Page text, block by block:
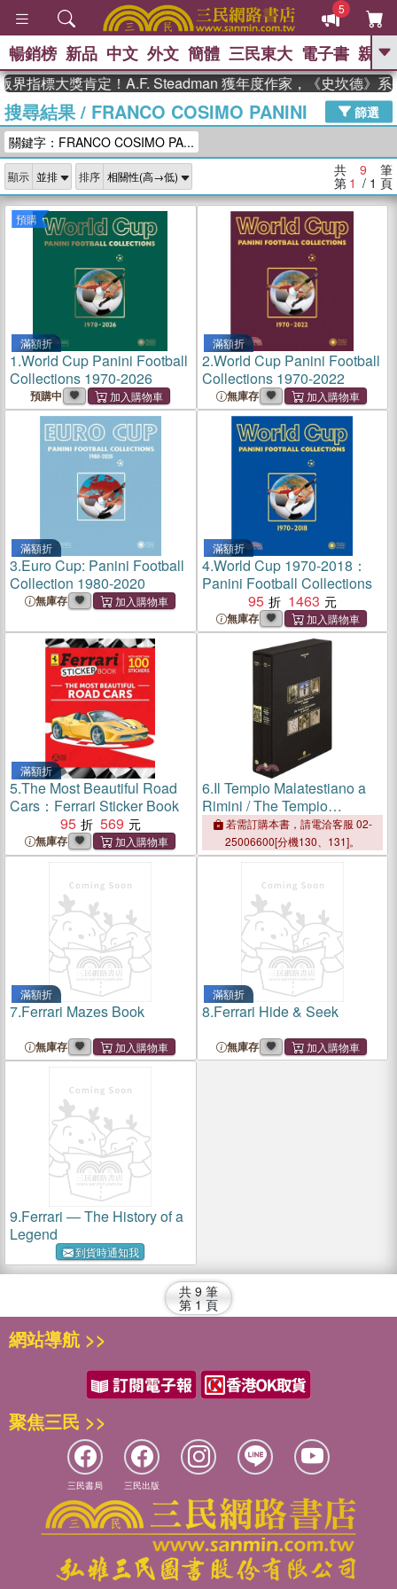
5
GO
熱搜： 東野圭吾 、 高希均教授回憶錄
、 The Odyssey 、 父親節 、 如果歷
史是一群喵
獎 臺灣漫遊錄 、 方念華 、 台灣的李
登輝時代
數學女孩：黎曼猜想 、
偉大的迷走神經
暢銷榜 新品 中文 外文 簡體 三民東大 電子書 親子
指標大獎肯定！A.F. Steadman 獲年度作家，《史坎德》系
搜尋結果/ FRANCO COSIMO PANINI
篩選
關鍵字：FRANCO COSIMO PA...
顯示 排序 共 9 筆
第 1 / 1 頁
預購
滿額折
1.World Cup Panini Football
Collections 1970-2026
預購中
滿額折
2.World Cup Panini Football
Collections 1970-2022
無庫存
滿額折
3.Euro Cup: Panini Football
Collection 1980-2020
無庫存
滿額折
4.World Cup 1970-2018：
Panini Football Collections
95
1463
無庫存
滿額折
5.The Most Beautiful Road
Cars：Ferrari Sticker Book
95
569
無庫存
6.Il Tempio Malatestiano a
Rimini / The Tempio
Malatestiano in Rimini
若需訂購本書，請電洽客服 02-
25006600[分機130、131]。
滿額折
7.Ferrari Mazes Book
無庫存
滿額折
8.Ferrari Hide & Seek
無庫存
9.Ferrari ― The History of a
Legend
到貨時通知我
共 9 筆
第 1 頁
網站導航 >>
聚焦三民 >>
三民書局 三民出版